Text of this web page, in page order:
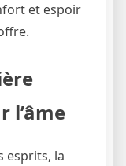
et espoir
l’âme
esprits, la